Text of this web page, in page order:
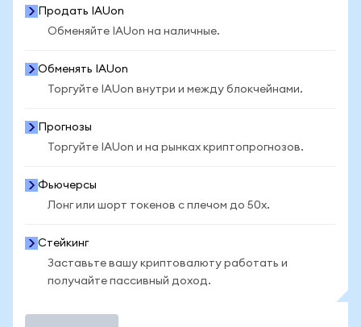
Продать IAUon
Обменяйте IAUon на наличные.
Обменять IAUon
Торгуйте IAUon внутри и между блокчейнами.
Прогнозы
Торгуйте IAUon и на рынках криптопрогнозов.
Фьючерсы
Лонг или шорт токенов с плечом до 50x.
Стейкинг
Заставьте вашу криптовалюту работать и
получайте пассивный доход.